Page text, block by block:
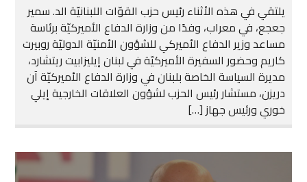
يلتقي في هذه الأثناء رئيس حزب القوّات اللبنانيّة الد. سمير
جعجع، في معراب، وفدًا من وزارة الدفاع الأميركيّة برئاسة
مساعد وزير الدفاع الأميركي للشؤون الأمنيّة الدوليّة روبيرت
كاريم وحضور السفيرة الأميركيّة في لبنان إيليزابيت ريتشارد،
مديرة السياسة الخاصة بلبنان في وزارة الدفاع الأميركيّة آن
دريزن، مستشار رئيس الحزب لشؤون العلاقات الخارجية إيلي
خوري ورئيس جهاز […]